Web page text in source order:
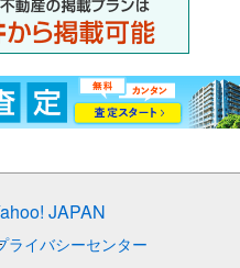
JAPAN
ライバシーセンター